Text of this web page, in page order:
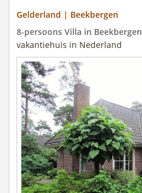
Gelderland | Beekbergen
8-persoons Villa in Beekbergen
vakantiehuis in Nederland